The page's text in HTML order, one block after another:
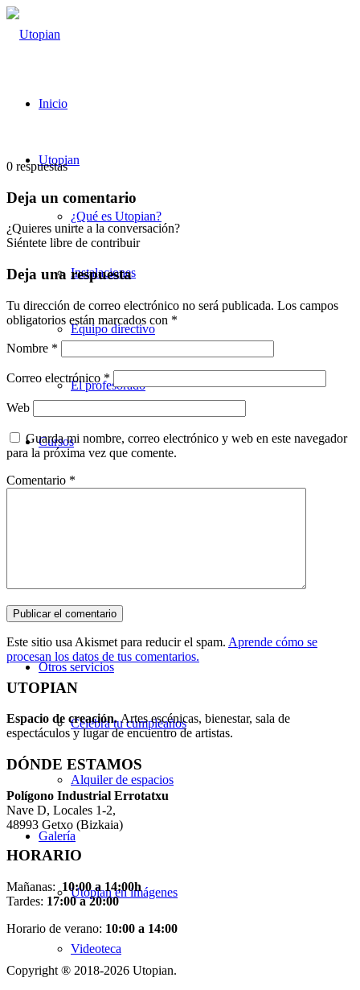
Inicio
Utopian
¿Qué es Utopian?
Instalaciones
Equipo directivo
El profesorado
Cursos
Música
Otros servicios
Celebra tu cumpleaños
Alquiler de espacios
Galería
Utopian en imágenes
Videoteca
0 respuestas
Deja un comentario
¿Quieres unirte a la conversación?
Siéntete libre de contribuir
Deja una respuesta
Tu dirección de correo electrónico no será publicada. Los campos
obligatorios están marcados con *
Nombre *
Correo electrónico *
Web
Guarda mi nombre, correo electrónico y web en este navegador
para la próxima vez que comente.
Comentario *
Este sitio usa Akismet para reducir el spam. Aprende cómo se
procesan los datos de tus comentarios.
UTOPIAN
Espacio de creación.Artes escénicas, bienestar, sala de
espectáculos y lugar de encuentro de artistas.
DÓNDE ESTAMOS
Polígono Industrial Errotatxu
Nave D, Locales 1-2,
48993 Getxo (Bizkaia)
HORARIO
Mañanas: 10:00 a 14:00h
Tardes: 17:00 a 20:00
Horario de verano: 10:00 a 14:00
Copyright ® 2018-2026 Utopian.